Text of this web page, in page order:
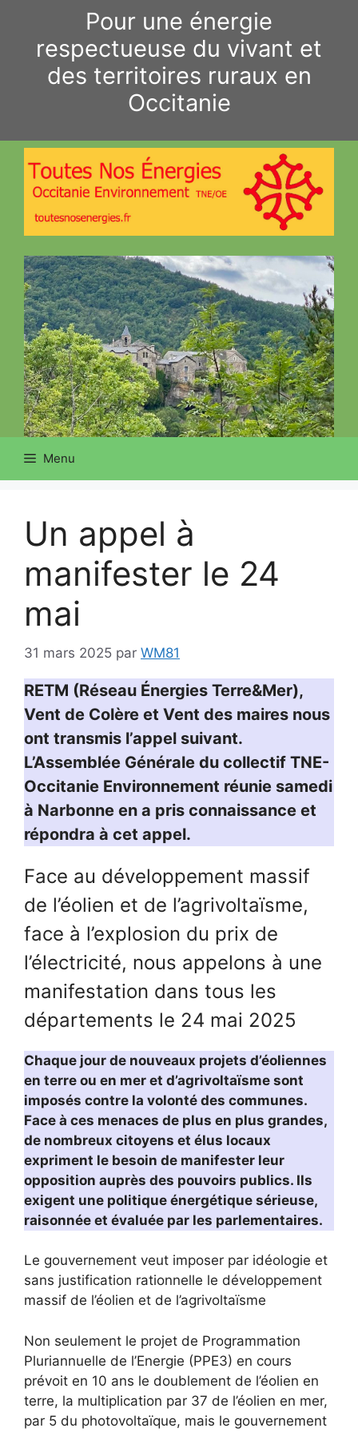
contenu
Pour une énergie
respectueuse du vivant et
des territoires ruraux en
Occitanie
Menu
Un appel à
manifester le 24
mai
31 mars 2025 par WM81
RETM (Réseau Énergies Terre&Mer),
Vent de Colère et Vent des maires nous
ont transmis l’appel suivant.
L’Assemblée Générale du collectif TNE-
Occitanie Environnement réunie samedi
à Narbonne en a pris connaissance et
répondra à cet appel.
Face au développement massif
de l’éolien et de l’agrivoltaïsme,
face à l’explosion du prix de
l’électricité, nous appelons à une
manifestation dans tous les
départements le 24 mai 2025
Chaque jour de nouveaux projets d’éoliennes
en terre ou en mer et d’agrivoltaïsme sont
imposés contre la volonté des communes.
Face à ces menaces de plus en plus grandes,
de nombreux citoyens et élus locaux
expriment le besoin de manifester leur
opposition auprès des pouvoirs publics. Ils
exigent une politique énergétique sérieuse,
raisonnée et évaluée par les parlementaires.
Le gouvernement veut imposer par idéologie et
sans justification rationnelle le développement
massif de l’éolien et de l’agrivoltaïsme
Non seulement le projet de Programmation
Pluriannuelle de l’Energie (PPE3) en cours
prévoit en 10 ans le doublement de l’éolien en
terre, la multiplication par 37 de l’éolien en mer,
par 5 du photovoltaïque, mais le gouvernement